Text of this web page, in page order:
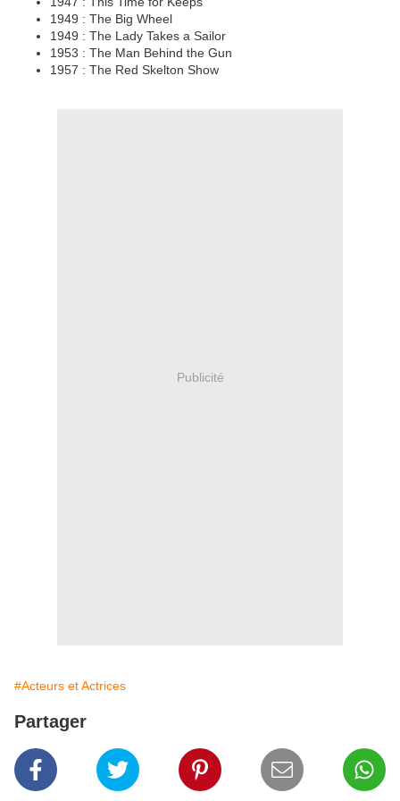
1949 : The Big Wheel
1949 : The Lady Takes a Sailor
1953 : The Man Behind the Gun
1957 : The Red Skelton Show
Publicité
#Acteurs et Actrices
Partager